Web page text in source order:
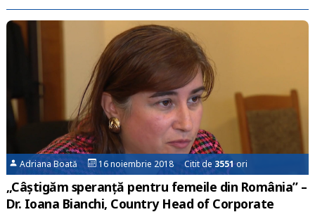
Adriana Boată 16 noiembrie 2018 Citit de 3551ori
„Câștigăm speranță pentru femeile din România” –
Dr. Ioana Bianchi, Country Head of Corporate